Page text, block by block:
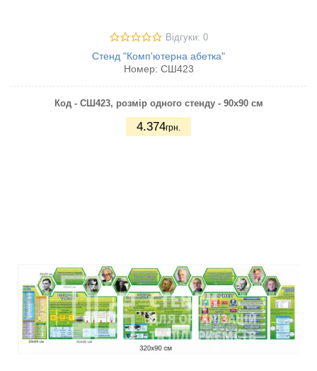
Відгуки: 0
Стенд "Комп'ютерна абетка"
Номер: СШ423
Код - СШ423, розмір одного стенду - 90х90 см
4.374грн.